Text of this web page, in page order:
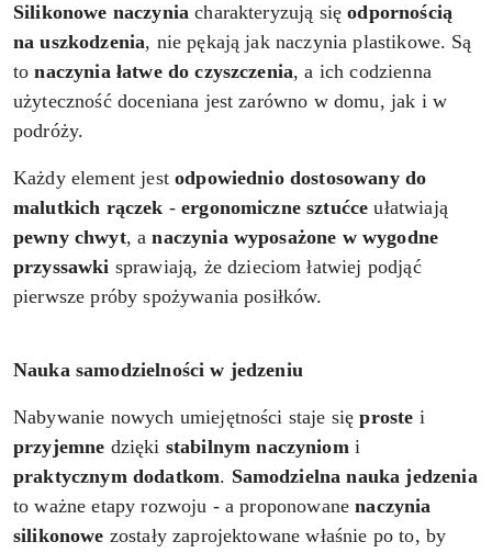
Silikonowe naczynia charakteryzują sięodpornością
na uszkodzenia, nie pękają jak naczynia plastikowe. Są
tonaczynia łatwe do czyszczenia, a ich codzienna
użyteczność doceniana jest zarówno w domu, jak i w
podróży.
Każdy element jestodpowiednio dostosowany do
malutkich rączek -ergonomiczne sztućce ułatwiają
pewny chwyt, anaczynia wyposażone w wygodne
przyssawki sprawiają, że dzieciom łatwiej podjąć
pierwsze próby spożywania posiłków.
Nauka samodzielności w jedzeniu
Nabywanie nowych umiejętności staje sięproste i
przyjemne dzięki stabilnym naczyniomi
praktycznym dodatkom. Samodzielna nauka jedzenia
to ważne etapy rozwoju - a proponowanenaczynia
silikonowe zostały zaprojektowane właśnie po to, by